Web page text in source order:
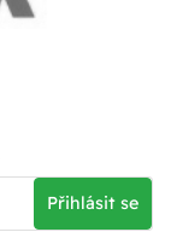
Přihlásit se